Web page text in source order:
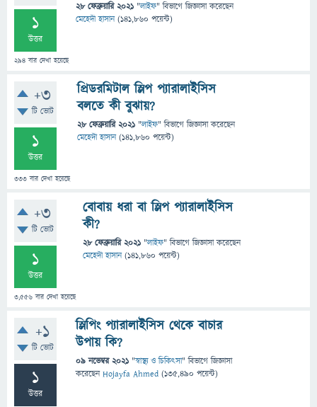
1
উত্তর
294 বার দেখা হয়েছে
28 ফেব্রুয়ারি 2021 "লাইফ" বিভাগে জিজ্ঞাসাকরেছেন
মেহেদী হাসান (141,860 পয়েন্ট)
+3
টি ভোট
1
উত্তর
333 বার দেখা হয়েছে
প্রিডরমিটাল স্লিপ প্যারালাইসিস
বলতে কী বুঝায়?
28 ফেব্রুয়ারি 2021 "লাইফ" বিভাগে জিজ্ঞাসাকরেছেন
মেহেদী হাসান (141,860 পয়েন্ট)
+3
টি ভোট
1
উত্তর
3,556 বার দেখা হয়েছে
বোবায় ধরা বা স্লিপ প্যারালাইসিস
কী?
28 ফেব্রুয়ারি 2021 "লাইফ" বিভাগে জিজ্ঞাসাকরেছেন
মেহেদী হাসান (141,860 পয়েন্ট)
+1
টি ভোট
1
উত্তর
স্লিপিং প্যারালাইসিস থেকে বাচার
উপায় কি?
09 নভেম্বর 2021 "স্বাস্থ্য ও চিকিৎসা" বিভাগে জিজ্ঞাসা
করেছেনHojayfa Ahmed (135,490 পয়েন্ট)